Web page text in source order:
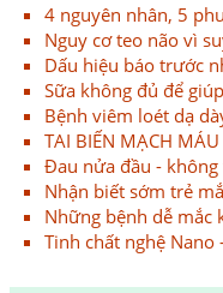
4 nguyên nhân, 5
Nguy cơ teo não vì
Dấu hiệu báo trước
Sữa không đủ để
Bệnh viêm loét dạ
TAI BIẾN MẠCH
Đau nửa đầu -
Nhận biết sớm trẻ
Những bệnh dễ mắc
Tinh chất nghệ Nano